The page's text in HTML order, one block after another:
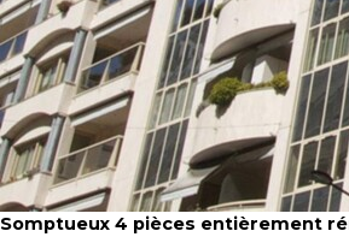
Somptueux 4 pièces entièrement